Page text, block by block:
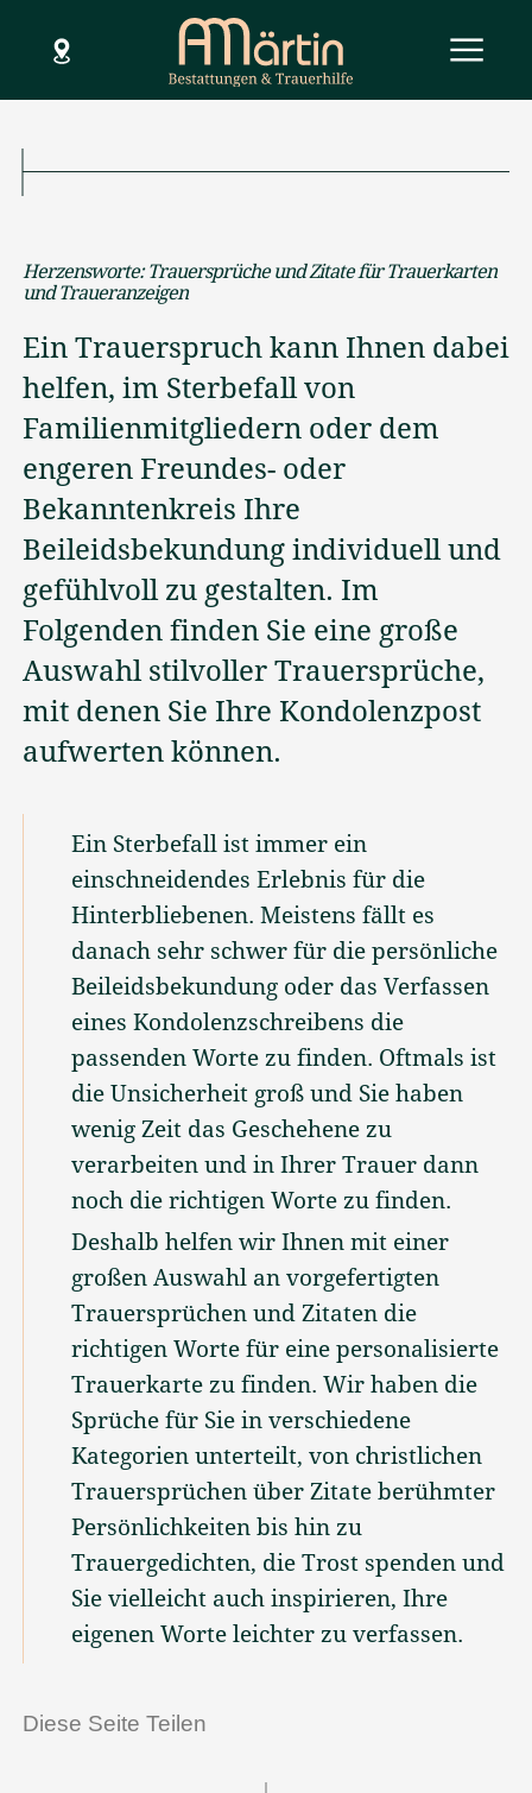
Dienstleistungen
Bestattungsarten
Bestattungsvorsorge
Über uns
Standorte
Friedhöfe
Wissenswertes
Aktuelles
Wir sind persönlich für Sie
07152 90 30 95
24 Stunden Tag und Nacht
info@anita-maertin-
bestattungen.de
Kontakt
Datenschutz
Herzensworte: Trauersprüche und Zitate für Trauerkarten
und Traueranzeigen
Ein Trauerspruch kann Ihnen dabei
helfen, im Sterbefall von
Familienmitgliedern oder dem
engeren Freundes- oder
Bekanntenkreis Ihre
Beileidsbekundung individuell und
gefühlvoll zu gestalten. Im
Folgenden finden Sie eine große
Auswahl stilvoller Trauersprüche,
mit denen Sie Ihre Kondolenzpost
aufwerten können.
Ein Sterbefall ist immer ein
einschneidendes Erlebnis für die
Hinterbliebenen. Meistens fällt es
danach sehr schwer für die persönliche
Beileidsbekundung oder das Verfassen
eines Kondolenzschreibens die
passenden Worte zu finden. Oftmals ist
die Unsicherheit groß und Sie haben
wenig Zeit das Geschehene zu
verarbeiten und in Ihrer Trauer dann
noch die richtigen Worte zu finden.
Deshalb helfen wir Ihnen mit einer
großen Auswahl an vorgefertigten
Trauersprüchen und Zitaten die
richtigen Worte für eine personalisierte
Trauerkarte zu finden. Wir haben die
Sprüche für Sie in verschiedene
Kategorien unterteilt, von christlichen
Trauersprüchen über Zitate berühmter
Persönlichkeiten bis hin zu
Trauergedichten, die Trost spenden und
Sie vielleicht auch inspirieren, Ihre
eigenen Worte leichter zu verfassen.
Diese Seite Teilen